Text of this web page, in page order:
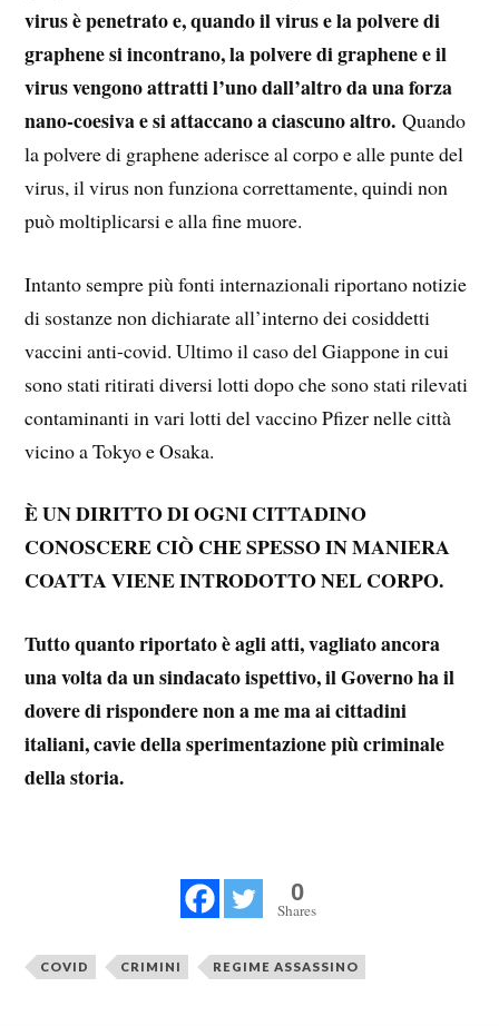
virus è penetrato e, quando il virus e la polvere di
graphene si incontrano, la polvere di graphene e il
virus vengono attratti l’uno dall’altro da una forza
nano-coesiva e si attaccano a ciascuno altro. Quando
la polvere di graphene aderisce al corpo e alle punte del
virus, il virus non funziona correttamente, quindi non
può moltiplicarsi e alla fine muore.
Intanto sempre più fonti internazionali riportano notizie
di sostanze non dichiarate all’interno dei cosiddetti
vaccini anti-covid. Ultimo il caso del Giappone in cui
sono stati ritirati diversi lotti dopo che sono stati rilevati
contaminanti in vari lotti del vaccino Pfizer nelle città
vicino a Tokyo e Osaka.
È UN DIRITTO DI OGNI CITTADINO
CONOSCERE CIÒ CHE SPESSO IN MANIERA
COATTA VIENE INTRODOTTO NEL CORPO.
Tutto quanto riportato è agli atti, vagliato ancora
una volta da un sindacato ispettivo, il Governo ha il
dovere di rispondere non a me ma ai cittadini
italiani, cavie della sperimentazione più criminale
della storia.
0
Shares
COVID CRIMINI REGIME ASSASSINO